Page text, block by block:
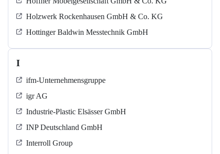
Holzwerk Rockenhausen GmbH & Co. KG
Hottinger Baldwin Messtechnik GmbH
I
ifm-Unternehmensgruppe
igr AG
Industrie-Plastic Elsässer GmbH
INP Deutschland GmbH
Interroll Group